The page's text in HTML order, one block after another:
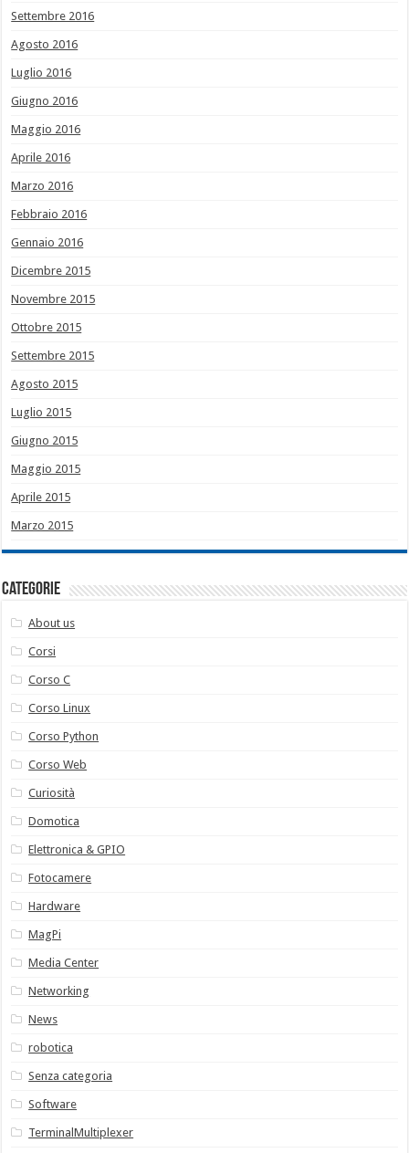
Settembre 2016
Agosto 2016
Luglio 2016
Giugno 2016
Maggio 2016
Aprile 2016
Marzo 2016
Febbraio 2016
Gennaio 2016
Dicembre 2015
Novembre 2015
Ottobre 2015
Settembre 2015
Agosto 2015
Luglio 2015
Giugno 2015
Maggio 2015
Aprile 2015
Marzo 2015
Categorie
About us
Corsi
Corso C
Corso Linux
Corso Python
Corso Web
Curiosità
Domotica
Elettronica & GPIO
Fotocamere
Hardware
MagPi
Media Center
Networking
News
robotica
Senza categoria
Software
TerminalMultiplexer